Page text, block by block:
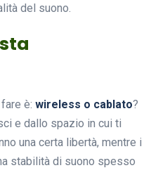
del suono.
è: wireless o cablato?
e dallo spazio in cui ti
una certa libertà, mentre i
stabilità di suono spesso